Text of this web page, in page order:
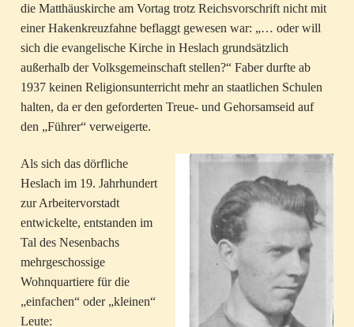
die Matthäuskirche am Vortag trotz Reichsvorschrift nicht mit
einer Hakenkreuzfahne beflaggt gewesen war: „… oder will
sich die evangelische Kirche in Heslach grundsätzlich
außerhalb der Volksgemeinschaft stellen?“ Faber durfte ab
1937 keinen Religionsunterricht mehr an staatlichen Schulen
halten, da er den geforderten Treue- und Gehorsamseid auf
den „Führer“ verweigerte.
Als sich das dörfliche
Heslach im 19. Jahrhundert
zur Arbeitervorstadt
entwickelte, entstanden im
Tal des Nesenbachs
mehrgeschossige
Wohnquartiere für die
„einfachen“ oder „kleinen“
Leute: